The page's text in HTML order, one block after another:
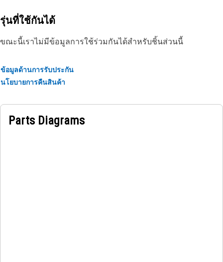
รุ่นที่ใช้กันได้
ขณะนี้เราไม่มีข้อมูลการใช้ร่วมกันได้สำหรับชิ้นส่วนนี้
ข้อมูลด้านการรับประกัน
นโยบายการคืนสินค้า
Parts Diagrams